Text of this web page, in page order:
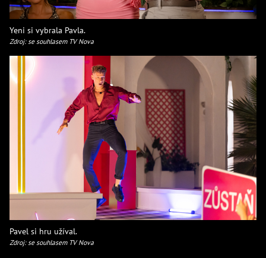
Yeni si vybrala Pavla.
Zdroj: se souhlasem TV Nova
Pavel si hru užíval.
Zdroj: se souhlasem TV Nova